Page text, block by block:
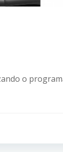
o